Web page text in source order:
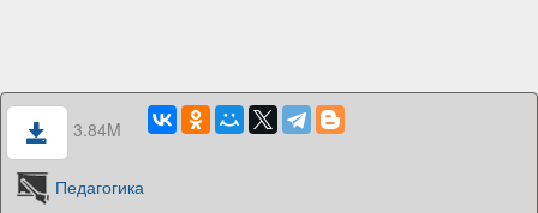
3.84M
Педагогика